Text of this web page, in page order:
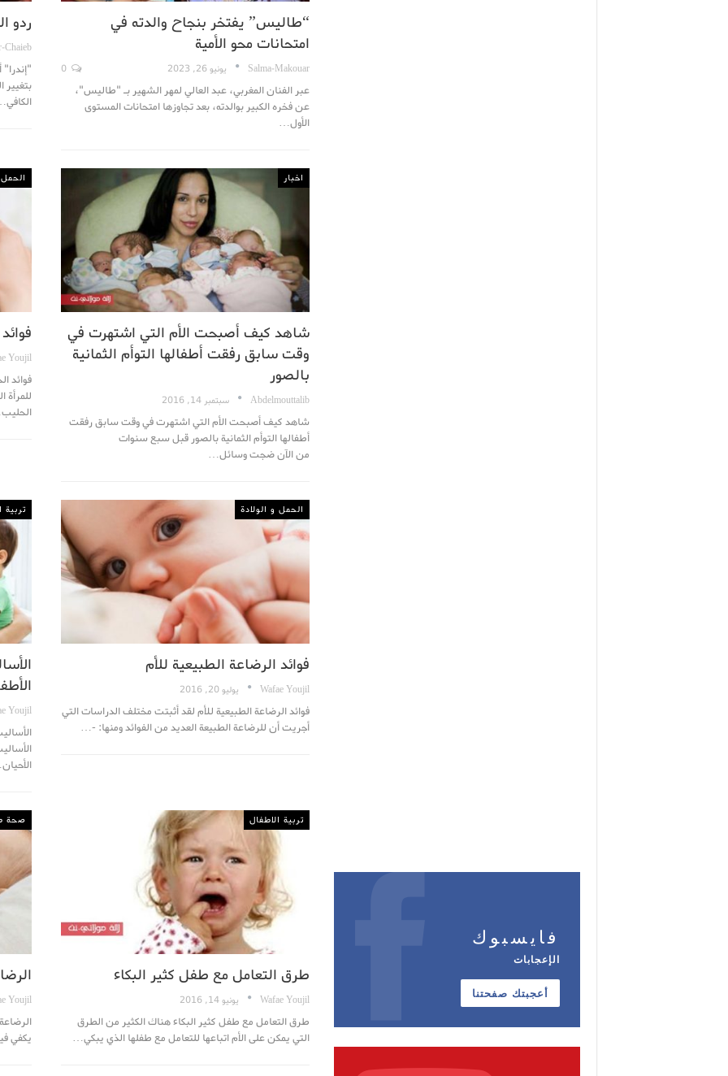
“طاليس” يفتخر بنجاح والدته في
امتحانات محو الأمية
Salma-Makouar يونيو 26, 2023
عبر الفنان المغربي، عبد العالي لمهر الشهير بـ "طاليس"،
عن فخره الكبير بوالدته، بعد تجاوزها امتحانات المستوى
الأول…
ردو
Chaieb
اخبار
شاهد كيف أصبحت الأم التي اشتهرت في
وقت سابق رفقت أطفالها التوأم الثمانية
بالصور
Abdelmouttalib سبتمبر 14, 2016
شاهد كيف أصبحت الأم التي اشتهرت في وقت سابق رفقت
أطفالها التوأم الثمانية بالصور قبل سبع سنوات
من الآن ضجت وسائل…
Youjil
فوائد
الحمل و الولادة
فوائد الرضاعة الطبيعية للأم
Wafae Youjil يوليو 20, 2016
فوائد الرضاعة الطبيعية للأم لقد أثبتت مختلف الدراسات التي
أجريت أن للرضاعة الطبيعة العديد من الفوائد ومنها: -…
تربية
Youjil
تربية الاطفال
طرق التعامل مع طفل كثير البكاء
Wafae Youjil يونيو 14, 2016
طرق التعامل مع طفل كثير البكاء هناك الكثير من الطرق
التي يمكن على الأم اتباعها للتعامل مع طفلها الذي يبكي…
صحة
Youjil
يكفي
فايسبوك
الإعجابات
أعجبتك صفحتنا